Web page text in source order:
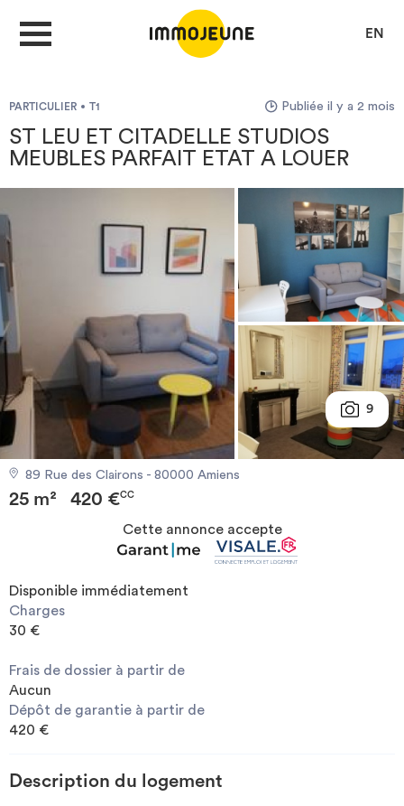
EN
Je cherche un logement
Je propose un bien
Villes
Investir
Blog
PARTICULIER T1 Publiée il y a 2 mois
ST LEU ET CITADELLE STUDIOS
MEUBLES PARFAIT ETAT A LOUER
9
89 Rue des Clairons - 80000 Amiens
25 m² 420 €CC
Cette annonce accepte
Disponible immédiatement
Charges
30 €
Frais de dossier à partir de
Aucun
Dépôt de garantie à partir de
420 €
Description du logement